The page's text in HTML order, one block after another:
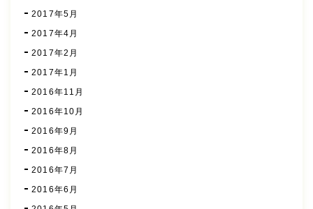
2017年5月
2017年4月
2017年2月
2017年1月
2016年11月
2016年10月
2016年9月
2016年8月
2016年7月
2016年6月